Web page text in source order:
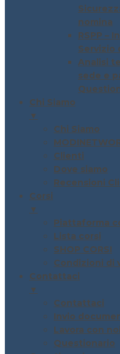
nomina
RSPP –
Servizio
Analisi
sede e
Chi Siamo
▼
Chi Siamo
Clienti
Dove siamo
Recensioni
Corsi
▼
Piattaforma
Lista corsi
SHOP CORSI
Condizioni di
Contattaci
▼
Contattaci
Invio
Lavora con noi
Questionario